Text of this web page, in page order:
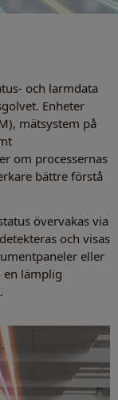
och larmdata
Enheter
mätsystem på
om processernas
bättre förstå
övervakas via
och visas
eller
en lämplig